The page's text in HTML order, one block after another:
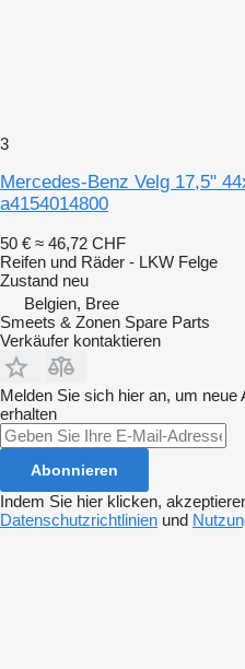
3
Mercedes-Benz Velg 17,5"
a4154014800
50 € ≈ 46,72 CHF
Reifen und Räder - LKW Felge
Zustand neu
Belgien, Bree
Smeets & Zonen Spare Parts
Verkäufer kontaktieren
Melden Sie sich hier an, um
erhalten
Abonnieren
Indem Sie hier klicken,
Datenschutzrichtlinien und